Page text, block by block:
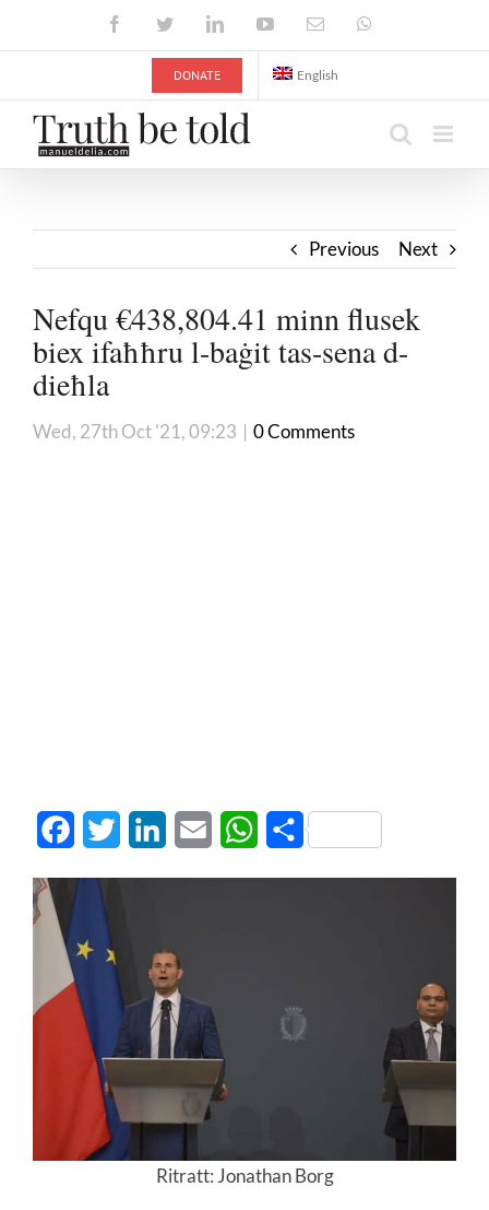
FacebookTwitterLinkedInYouTubeEmail
DONATE English
Previous Next
Nefqu €438,804.41 minn flusek
biex ifaħħru l-baġit tas-sena d-
dieħla
Wed, 27th Oct '21, 09:23 | 0 Comments
FacebookTwitter LinkedInEmail WhatsApp
Share
Ritratt: Jonathan Borg